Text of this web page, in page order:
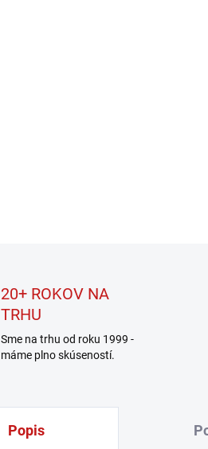
20+ ROKOV NA
TRHU
Sme na trhu od roku 1999 -
máme plno skúseností.
Popis